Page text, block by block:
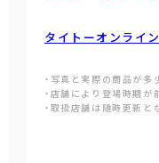
タイトーオンライ
・写真と実際の商品が多
・店舗により登場時期が
・取扱店舗は随時更新と